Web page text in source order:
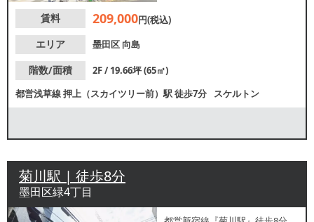
お気軽にお問い合わせくださ
賃料 209,000円(税込)
エリア
墨田区 向島
階数/面積
2F / 19.66坪 (65㎡)
都営浅草線押上（スカイツリー前）駅徒歩7分 スケルトン
菊川駅 | 徒歩8分
墨田区緑4丁目